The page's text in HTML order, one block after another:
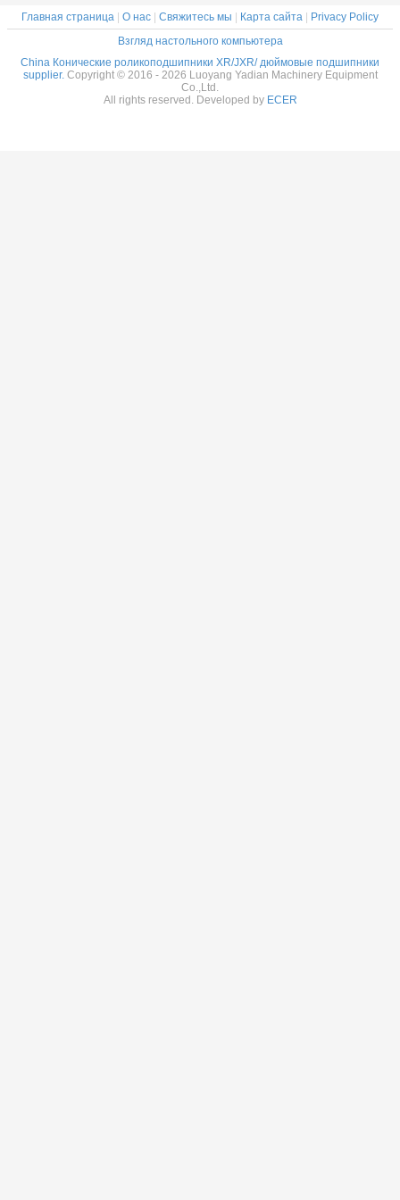
Главная страница | О нас | Свяжитесь мы | Карта сайта | Privacy Policy
Взгляд настольного компьютера
China Конические роликоподшипники XR/JXR/ дюймовые подшипники
supplier. Copyright © 2016 - 2026 Luoyang Yadian Machinery Equipment
Co.,Ltd.
All rights reserved. Developed by ECER